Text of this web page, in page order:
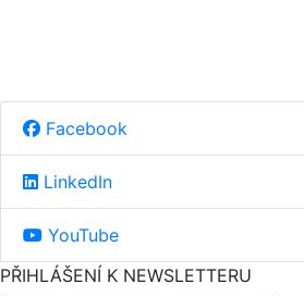
Facebook
LinkedIn
YouTube
PŘIHLÁŠENÍ K NEWSLETTERU